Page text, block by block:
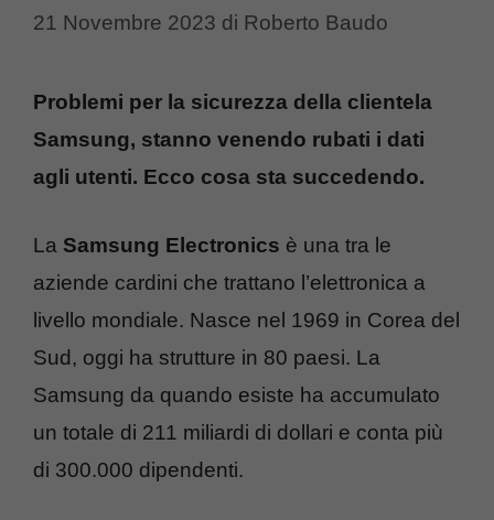
21 Novembre 2023 di Roberto Baudo
Problemi per la sicurezza della clientela
Samsung, stanno venendo rubati i dati
agli utenti. Ecco cosa sta succedendo.
La Samsung Electronics è una tra le
aziende cardini che trattano l’elettronica a
livello mondiale. Nasce nel 1969 in Corea del
Sud, oggi ha strutture in 80 paesi. La
Samsung da quando esiste ha accumulato
un totale di 211 miliardi di dollari e conta più
di 300.000 dipendenti.